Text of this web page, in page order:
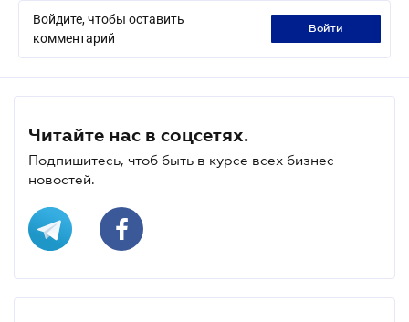
Войдите, чтобы оставить
комментарий
войти
Читайте нас в соцсетях.
Подпишитесь, чтоб быть в курсе всех бизнес-
новостей.